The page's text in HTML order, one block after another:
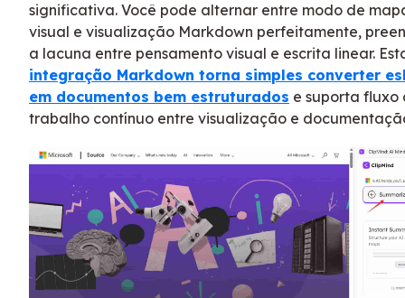
significativa. Você pode alternar entre modo de
visual e visualização Markdown perfeitamente,
a lacuna entre pensamento visual e escrita linear.
integração Markdown torna simples converter
em documentos bem estruturados e suporta fluxo
trabalho contínuo entre visualização e